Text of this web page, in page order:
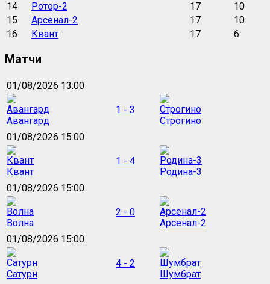
14
Ротор-2 17
10
15
Арсенал-2 17
10
16
Квант 17 6
Матчи
01/08/2026 13:00
Авангард
1 - 3
Строгино
01/08/2026 15:00
Квант
1 - 4
Родина-3
01/08/2026 15:00
Волна
2 - 0
Арсенал-2
01/08/2026 15:00
Сатурн
4 - 2
Шумбрат